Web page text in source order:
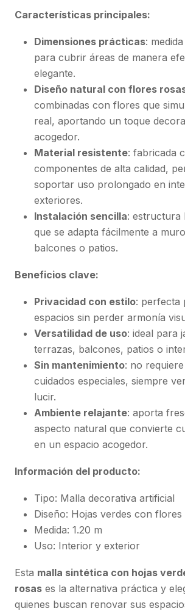
Características principales:
Dimensiones prácticas:
para cubrir áreas de manera
elegante.
Diseño natural con flores
combinadas con flores que
real, aportando un toque
acogedor.
Material resistente: fabricada
componentes de alta calidad,
soportar uso prolongado en
exteriores.
Instalación sencilla: estructura
que se adapta fácilmente a
balcones o patios.
Beneficios clave:
Privacidad con estilo: perfecta
espacios sin perder armonía
Versatilidad de uso: ideal para
terrazas, balcones, patios o
Sin mantenimiento: no
cuidados especiales, siempre
lucir.
Ambiente relajante: aporta
aspecto natural que convierte
en un espacio acogedor.
Información del producto:
Tipo: Malla decorativa artificial
Diseño: Hojas verdes con flores
Medida: 1.20 m
Uso: Interior y exterior
Esta malla sintética con hojas
rosas es la alternativa práctica y
quienes buscan renovar sus